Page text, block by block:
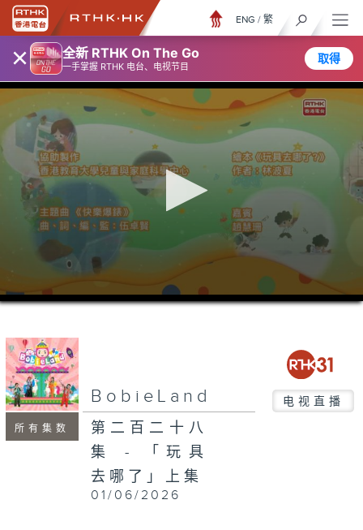
× 全新 RTHK On The Go
一手掌握 RTHK 电台、电视节目
取得
ENG / 繁
0
seconds
minutes,
7
seconds
所有集数
BobieLand 电视直播
第二百二十八
集 - 「玩具
去哪了」上集
01/06/2026